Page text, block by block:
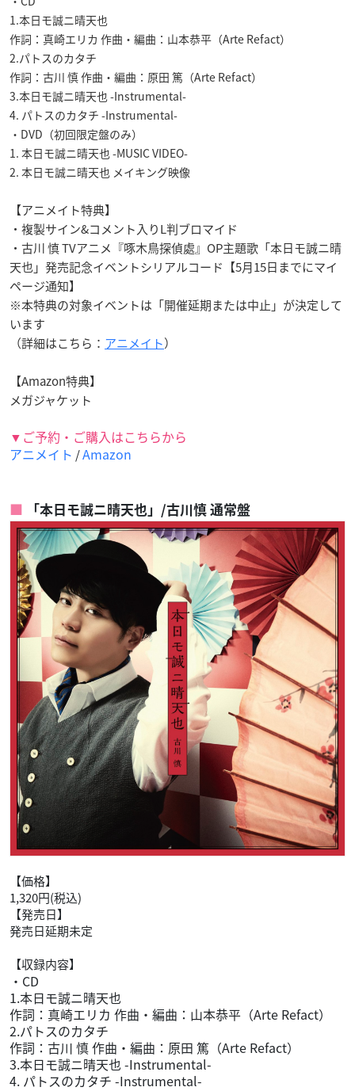
1.本日モ誠ニ晴天也
作詞：真崎エリカ 作曲・編曲：山本恭平（Arte Refact）
2.パトスのカタチ
作詞：古川 慎 作曲・編曲：原田 篤（Arte Refact）
3.本日モ誠ニ晴天也 -Instrumental-
4. パトスのカタチ -Instrumental-
・DVD（初回限定盤のみ）
1. 本日モ誠ニ晴天也 -MUSIC VIDEO-
2. 本日モ誠ニ晴天也 メイキング映像
【アニメイト特典】
・複製サイン&コメント入りL判ブロマイド
・古川 慎 TVアニメ『啄木鳥探偵處』OP主題歌「本日モ誠ニ晴
天也」発売記念イベントシリアルコード【5月15日までにマイ
ページ通知】
※本特典の対象イベントは「開催延期または中止」が決定して
います
（詳細はこちら： アニメイト）
【Amazon特典】
メガジャケット
▼ご予約・ご購入はこちらから
アニメイト /Amazon
「本日モ誠ニ晴天也」/古川慎 通常盤
【価格】
1,320円(税込)
【発売日】
発売日延期未定
【収録内容】
・CD
1.本日モ誠ニ晴天也
作詞：真崎エリカ 作曲・編曲：山本恭平（Arte Refact）
2.パトスのカタチ
作詞：古川 慎 作曲・編曲：原田 篤（Arte Refact）
3.本日モ誠ニ晴天也 -Instrumental-
4. パトスのカタチ -Instrumental-